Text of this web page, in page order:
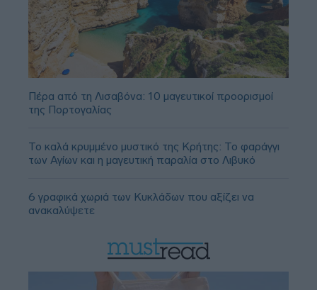
Πέρα από τη Λισαβόνα: 10 μαγευτικοί προορισμοί
της Πορτογαλίας
Το καλά κρυμμένο μυστικό της Κρήτης: Το φαράγγι
των Αγίων και η μαγευτική παραλία στο Λιβυκό
6 γραφικά χωριά των Κυκλάδων που αξίζει να
ανακαλύψετε